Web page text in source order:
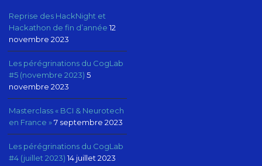
Reprise des HackNight et
Hackathon de fin d’année 12
novembre 2023
Les pérégrinations du CogLab
#5 (novembre 2023) 5
novembre 2023
Masterclass « BCI & Neurotech
en France » 7 septembre 2023
Les pérégrinations du CogLab
#4 (juillet 2023) 14 juillet 2023